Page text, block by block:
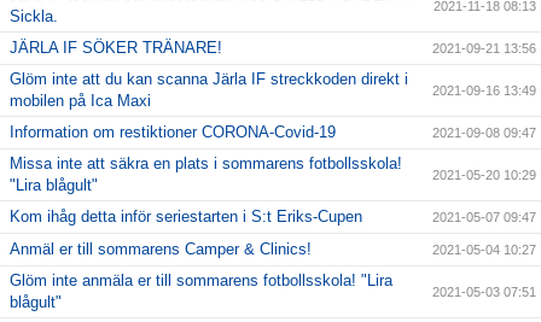
Sickla.
2021-11-18 08:13
JÄRLA IF SÖKER TRÄNARE! 2021-09-21 13:56
Glöm inte att du kan scanna Järla IF streckkoden direkt i
mobilen på Ica Maxi
2021-09-16 13:49
Information om restiktioner CORONA-Covid-19 2021-09-08 09:47
Missa inte att säkra en plats i sommarens fotbollsskola!
"Lira blågult"
2021-05-20 10:29
Kom ihåg detta inför seriestarten i S:t Eriks-Cupen 2021-05-07 09:47
Anmäl er till sommarens Camper & Clinics! 2021-05-04 10:27
Glöm inte anmäla er till sommarens fotbollsskola! "Lira
blågult"
2021-05-03 07:51